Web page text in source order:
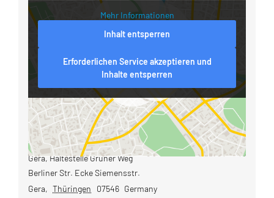
Veranstaltungsort
Gera, Haltestelle Grüner Weg
Berliner Str. Ecke Siemensstr.
Gera, Thüringen 07546 Germany
Mehr Informationen
Inhalt entsperren
Erforderlichen Service akzeptieren und
Inhalte entsperren